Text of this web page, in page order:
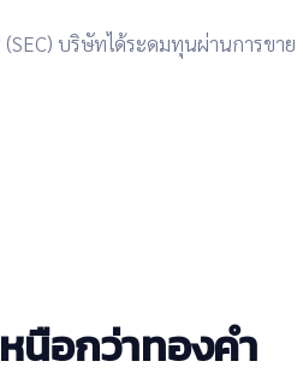
บริษัทได้ระดมทุนผ่านการขาย
นือกว่าทองคำ